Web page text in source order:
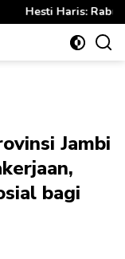
Provinsi Jambi
Jambi
bagi